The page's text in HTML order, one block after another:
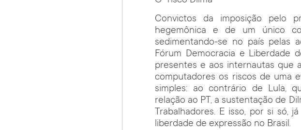
Convictos da imposição pelo
hegemônica e de um único
sedimentando-se no país pelas
Fórum Democracia e Liberdade
presentes e aos internautas que
computadores os riscos de uma
simples: ao contrário de Lula,
relação ao PT, a sustentação de
Trabalhadores. E isso, por si só,
liberdade de expressão no Brasil.